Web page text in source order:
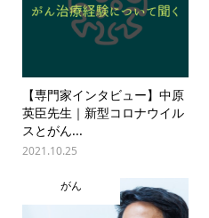
【専門家インタビュー】中原
英臣先生｜新型コロナウイル
スとがん...
2021.10.25
がん